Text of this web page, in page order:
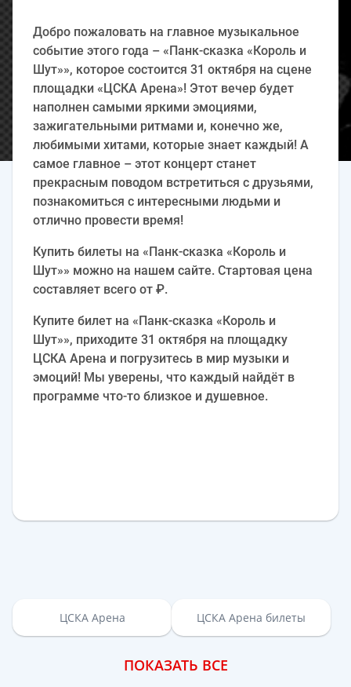
Добро пожаловать на главное музыкальное
событие этого года – «Панк-сказка «Король и
Шут»», которое состоится 31 октября на сцене
площадки «ЦСКА Арена»! Этот вечер будет
наполнен самыми яркими эмоциями,
зажигательными ритмами и, конечно же,
любимыми хитами, которые знает каждый! А
самое главное – этот концерт станет
прекрасным поводом встретиться с друзьями,
познакомиться с интересными людьми и
отлично провести время!
Купить билеты на «Панк-сказка «Король и
Шут»» можно на нашем сайте. Стартовая цена
составляет всего от ₽.
Купите билет на «Панк-сказка «Король и
Шут»», приходите 31 октября на площадку
ЦСКА Арена и погрузитесь в мир музыки и
эмоций! Мы уверены, что каждый найдёт в
программе что-то близкое и душевное.
ЦСКА Арена ЦСКА Арена билеты
ПОКАЗАТЬ ВСЕ